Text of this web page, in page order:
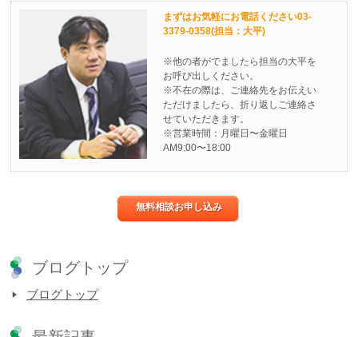
まずはお気軽にお電話ください03-
3379-0358(担当：大平)
※他の者がでましたら担当の大平を
お呼び出しください。
※不在の際は、ご連絡先をお伝えい
ただけましたら、折り返しご連絡さ
せていただきます。
※営業時間：月曜日〜金曜日
AM9:00〜18:00
無料相談お申し込み
ブログトップ
ブログトップ